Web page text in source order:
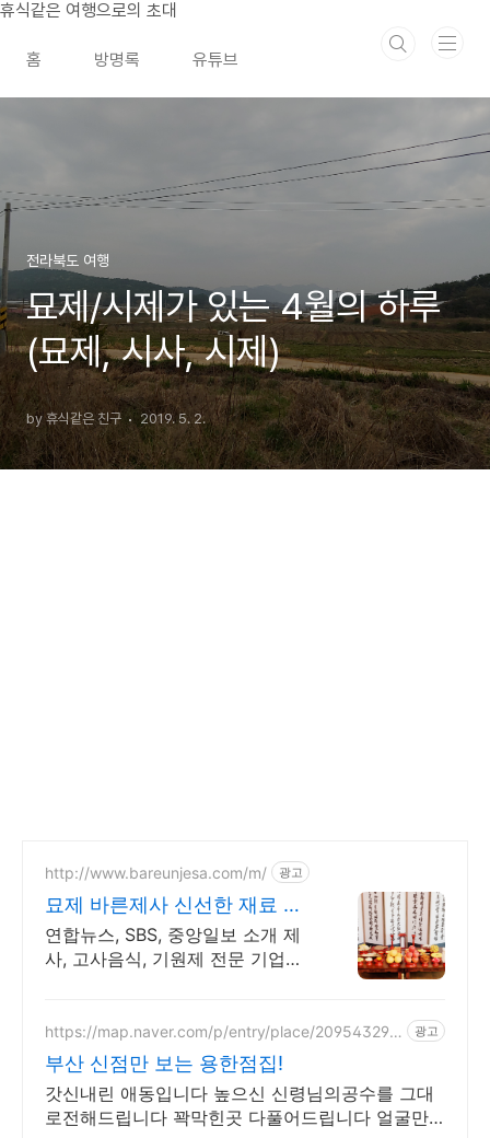
본문 바로가기
휴식같은 여행으로의 초대
홈 방명록 유튜브
전라북도 여행
묘제/시제가 있는 4월의 하루
(묘제, 시사, 시제)
by 휴식같은 친구 2019. 5. 2.
http://www.bareunjesa.com/m/ 광고
묘제 바른제사 신선한 재료 당
일 조리/배송
연합뉴스, SBS, 중앙일보 소개 제
사, 고사음식, 기원제 전문 기업묘
https://map.naver.com/p/entry/place/209543299
광고
부산 신점만 보는 용한점집!
갓신내린 애동입니다 높으신 신령님의공수를 그대
로전해드립니다 꽉막힌곳 다풀어드립니다 얼굴만